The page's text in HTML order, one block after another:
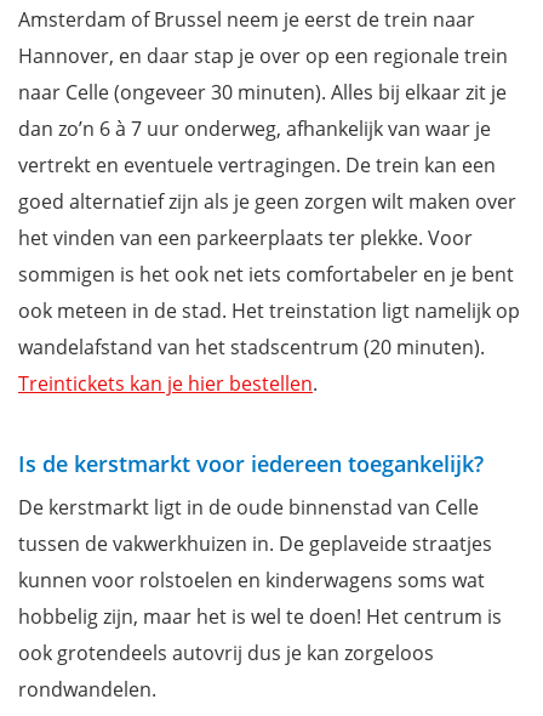
Amsterdam of Brussel neem je eerst de trein naar
Hannover, en daar stap je over op een regionale trein
naar Celle (ongeveer 30 minuten). Alles bij elkaar zit je
dan zo’n 6 à 7 uur onderweg, afhankelijk van waar je
vertrekt en eventuele vertragingen. De trein kan een
goed alternatief zijn als je geen zorgen wilt maken over
het vinden van een parkeerplaats ter plekke. Voor
sommigen is het ook net iets comfortabeler en je bent
ook meteen in de stad. Het treinstation ligt namelijk op
wandelafstand van het stadscentrum (20 minuten).
Treintickets kan je hier bestellen.
Is de kerstmarkt voor iedereen toegankelijk?
De kerstmarkt ligt in de oude binnenstad van Celle
tussen de vakwerkhuizen in. De geplaveide straatjes
kunnen voor rolstoelen en kinderwagens soms wat
hobbelig zijn, maar het is wel te doen! Het centrum is
ook grotendeels autovrij dus je kan zorgeloos
rondwandelen.